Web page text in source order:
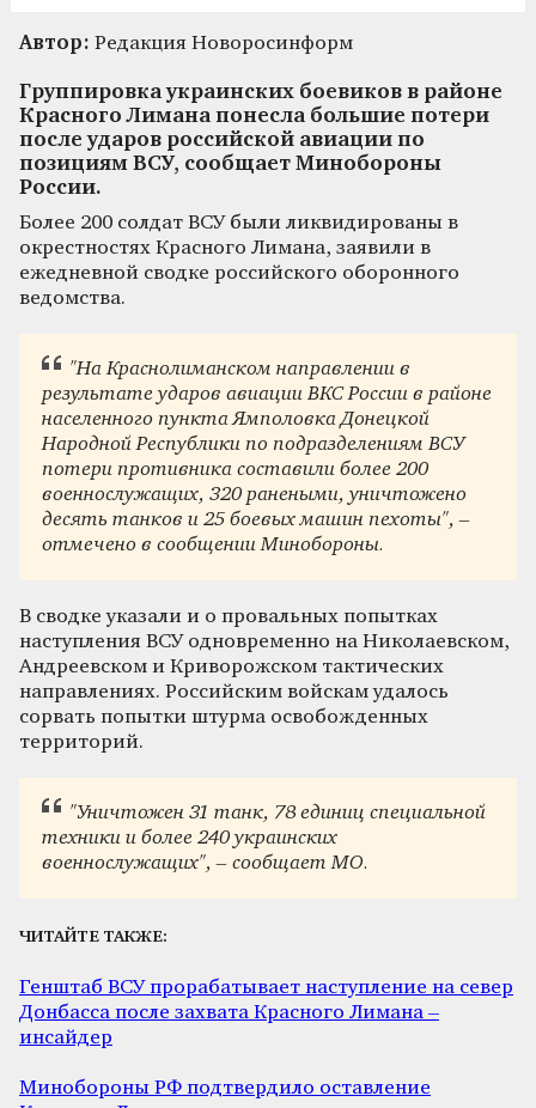
Автор: Редакция Новоросинформ
Группировка украинских боевиков в районе
Красного Лимана понесла большие потери
после ударов российской авиации по
позициям ВСУ, сообщает Минобороны
России.
Более 200 солдат ВСУ были ликвидированы в
окрестностях Красного Лимана, заявили в
ежедневной сводке российского оборонного
ведомства.
"На Краснолиманском направлении в
результате ударов авиации ВКС России в районе
населенного пункта Ямполовка Донецкой
Народной Республики по подразделениям ВСУ
потери противника составили более 200
военнослужащих, 320 ранеными, уничтожено
десять танков и 25 боевых машин пехоты", –
отмечено в сообщении Минобороны.
В сводке указали и о провальных попытках
наступления ВСУ одновременно на Николаевском,
Андреевском и Криворожском тактических
направлениях. Российским войскам удалось
сорвать попытки штурма освобожденных
территорий.
"Уничтожен 31 танк, 78 единиц специальной
техники и более 240 украинских
военнослужащих", – сообщает МО.
ЧИТАЙТЕ ТАКЖЕ:
Генштаб ВСУ прорабатывает наступление на север
Донбасса после захвата Красного Лимана –
инсайдер
Минобороны РФ подтвердило оставление